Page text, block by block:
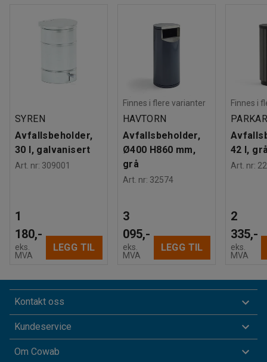
SYREN
Avfallsbeholder,
30 l, galvanisert
Art. nr: 309001
1
180,-
eks.
MVA
LEGG TIL
Finnes i flere varianter
HAVTORN
Avfallsbeholder,
Ø400 H860 mm,
grå
Art. nr: 32574
3
095,-
eks.
MVA
LEGG TIL
Finnes i
42 l,
Art. nr:
2
335,-
eks.
MVA
Kontakt oss
Kundeservice
Om Cowab